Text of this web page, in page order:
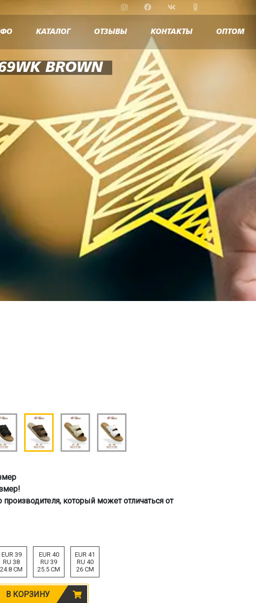
КАТАЛОГ ОТЗЫВЫ КОНТАКТЫ ОПТОМ
BROWN
который может отличаться от
EUR 39
RU 38
24.8 CM
EUR 40
RU 39
25.5 CM
EUR 41
RU 40
26 CM
В КОРЗИНУ